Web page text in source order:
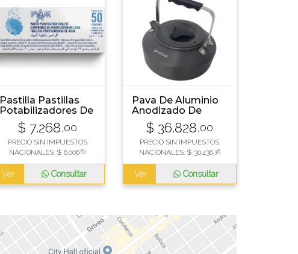
Pastilla Pastillas
Potabilizadores De
Agua Pyam
comprimidos
$ 7.268,00
PRECIO SIN IMPUESTOS
NACIONALES: $ 6.006,61
Ver Consultar
Pava De Aluminio
Anodizado De
800cm3
$ 36.828,00
PRECIO SIN IMPUESTOS
NACIONALES: $ 30.436,36
Ver Consultar